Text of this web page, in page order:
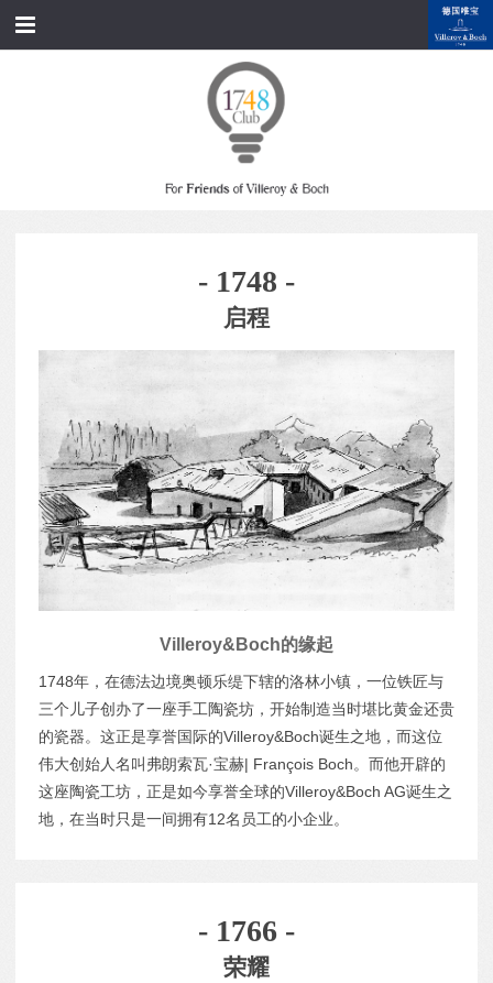
首页
经典产品
资料下载
品牌故事
会员注册/登录
附近展厅
- 1748 -
启程
Villeroy&Boch的缘起
1748年，在德法边境奥顿乐缇下辖的洛林小镇，一位铁匠与
三个儿子创办了一座手工陶瓷坊，开始制造当时堪比黄金还贵
的瓷器。这正是享誉国际的Villeroy&Boch诞生之地，而这位
伟大创始人名叫弗朗索瓦·宝赫| François Boch。而他开辟的
这座陶瓷工坊，正是如今享誉全球的Villeroy&Boch AG诞生之
地，在当时只是一间拥有12名员工的小企业。
- 1766 -
荣耀